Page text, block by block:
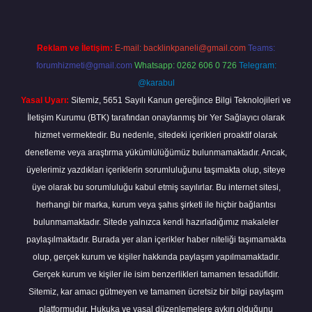
Reklam ve İletişim: E-mail: backlinkpaneli@gmail.com Teams:
forumhizmeti@gmail.com Whatsapp: 0262 606 0 726 Telegram:
@karabul
Yasal Uyarı: Sitemiz, 5651 Sayılı Kanun gereğince Bilgi Teknolojileri ve
İletişim Kurumu (BTK) tarafından onaylanmış bir Yer Sağlayıcı olarak
hizmet vermektedir. Bu nedenle, sitedeki içerikleri proaktif olarak
denetleme veya araştırma yükümlülüğümüz bulunmamaktadır. Ancak,
üyelerimiz yazdıkları içeriklerin sorumluluğunu taşımakta olup, siteye
üye olarak bu sorumluluğu kabul etmiş sayılırlar. Bu internet sitesi,
herhangi bir marka, kurum veya şahıs şirketi ile hiçbir bağlantısı
bulunmamaktadır. Sitede yalnızca kendi hazırladığımız makaleler
paylaşılmaktadır. Burada yer alan içerikler haber niteliği taşımamakta
olup, gerçek kurum ve kişiler hakkında paylaşım yapılmamaktadır.
Gerçek kurum ve kişiler ile isim benzerlikleri tamamen tesadüfidir.
Sitemiz, kar amacı gütmeyen ve tamamen ücretsiz bir bilgi paylaşım
platformudur. Hukuka ve yasal düzenlemelere aykırı olduğunu